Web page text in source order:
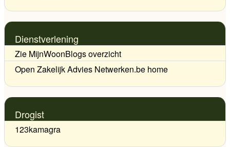
Dienstverlening
Zie MijnWoonBlogs overzicht
Open Zakelijk Advies Netwerken.be home
Drogist
123kamagra